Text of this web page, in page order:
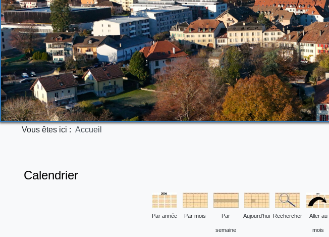
Vous êtes ici : Accueil
Calendrier
Par année Par mois Par
semaine
Aujourd'hui Rechercher Aller au
mois